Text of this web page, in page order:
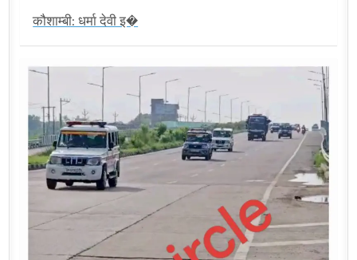
कौशाम्बी: धर्मा देवी इ�